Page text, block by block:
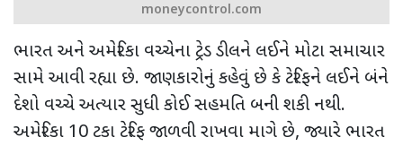
moneycontrol.com
ભારત અને અમેરિકા વચ્ચેના ટ્રેડ ડીલને લઈને મોટા સમાચાર
સામે આવી રહ્યા છે. જાણકારોનું કહેવું છે કે ટેરિફને લઈને બંને
દેશો વચ્ચે અત્યાર સુધી કોઈ સહમતિ બની શકી નથી.
અમેરિકા 10 ટકા ટેરિફ જાળવી રાખવા માગે છે, જ્યારે ભારત